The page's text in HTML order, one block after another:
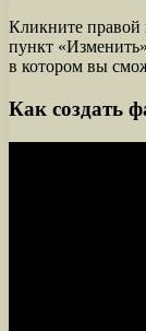
Кликните
пункт
в котором вы
Как создать